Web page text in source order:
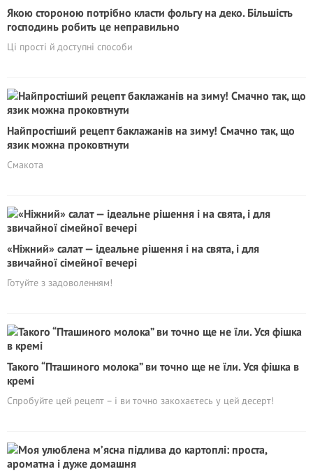
Якою стороною потрібно класти фольгу на деко. Більшість
господинь робить це неправильно
Ці прості й доступні способи
Найпростіший рецепт баклажанів на зиму! Смачно так, що
язик можна проковтнути
Смакота
«Ніжний» салат — ідеальне рішення і на свята, і для
звичайної сімейної вечері
Готуйте з задоволенням!
Такого “Пташиного молока” ви точно ще не їли. Уся фішка в
кремі
Спробуйте цей рецепт – і ви точно закохаєтесь у цей десерт!